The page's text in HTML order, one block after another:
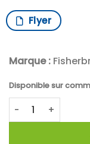
Flyer
Marque :
Disponible sur
quantité de